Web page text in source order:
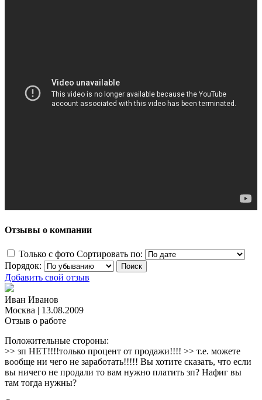
Отзывы о компании
Только с фото Сортировать по:
Порядок:
Добавить свой отзыв
Иван Иванов
Москва | 13.08.2009
Отзыв о работе
Положительные стороны:
>> зп НЕТ!!!!только процент от продажи!!!! >> т.е. можете
вообще ни чего не заработать!!!!! Вы хотите сказать, что если
вы ничего не продали то вам нужно платить зп? Нафиг вы
там тогда нужны?